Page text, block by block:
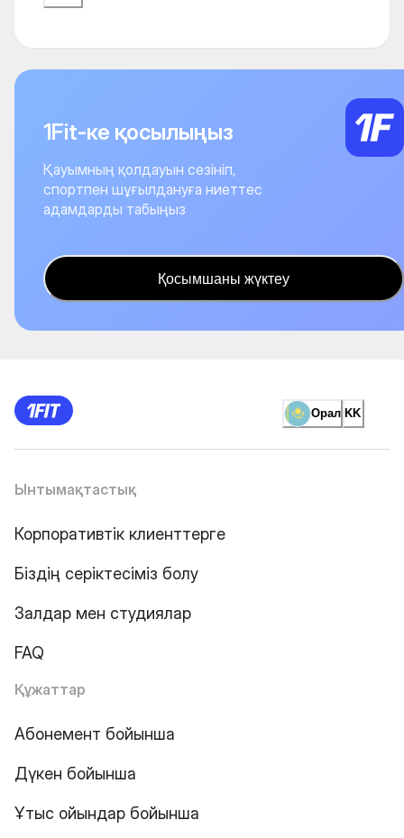
1Fit-ке қосылыңыз
Қауымның қолдауын сезініп,
спортпен шұғылдануға ниеттес
адамдарды табыңыз
Қосымшаны жүктеу
Орал KK
Ынтымақтастық
Корпоративтік клиенттерге
Біздің серіктесіміз болу
Залдар мен студиялар
FAQ
Құжаттар
Абонемент бойынша
Дүкен бойынша
Ұтыс ойындар бойынша